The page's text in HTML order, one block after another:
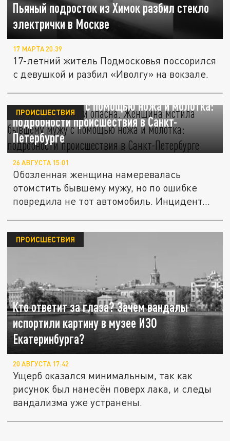
Пьяный подросток из Химок разбил стекло
электрички в Москве
17 МАРТА 20:39
17-летний житель Подмосковья поссорился
с девушкой и разбил «Иволгу» на вокзале.
Ревнива, в ярости опасна. Женщина мстила
бывшему мужу с помощью ножа и молотка:
подробности происшествия в Санкт-
Петербурге
ПРОИСШЕСТВИЯ
26 АВГУСТА 15:01
Обозленная женщина намеревалась
отомстить бывшему мужу, но по ошибке
повредила не тот автомобиль. Инцидент...
Кто ответит за глаза? Зачем вандалы
испортили картину в музее ИЗО
Екатеринбурга?
ПРОИСШЕСТВИЯ
20 АВГУСТА 17:42
Ущерб оказался минимальным, так как
рисунок был нанесён поверх лака, и следы
вандализма уже устранены.